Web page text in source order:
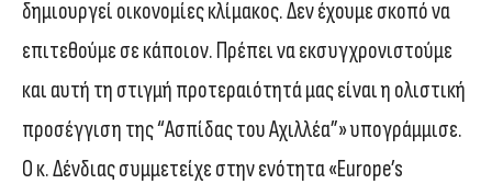
δημιουργεί οικονομίες κλίμακος. Δεν έχουμε σκοπό να
επιτεθούμε σε κάποιον. Πρέπει να εκσυγχρονιστούμε
και αυτή τη στιγμή προτεραιότητά μας είναι η ολιστική
προσέγγιση της “Ασπίδας του Αχιλλέα”» υπογράμμισε.
Ο κ. Δένδιας συμμετείχε στην ενότητα «Europe’s